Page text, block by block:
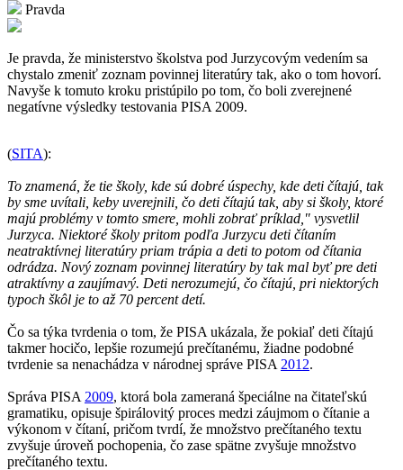
Pravda
Je pravda, že ministerstvo školstva pod Jurzycovým vedením sa
chystalo zmeniť zoznam povinnej literatúry tak, ako o tom hovorí.
Navyše k tomuto kroku pristúpilo po tom, čo boli zverejnené
negatívne výsledky testovania PISA 2009.
(SITA):
To znamená, že tie školy, kde sú dobré úspechy, kde deti čítajú, tak
by sme uvítali, keby uverejnili, čo deti čítajú tak, aby si školy, ktoré
majú problémy v tomto smere, mohli zobrať príklad," vysvetlil
Jurzyca. Niektoré školy pritom podľa Jurzycu deti čítaním
neatraktívnej literatúry priam trápia a deti to potom od čítania
odrádza. Nový zoznam povinnej literatúry by tak mal byť pre deti
atraktívny a zaujímavý. Deti nerozumejú, čo čítajú, pri niektorých
typoch škôl je to až 70 percent detí.
Čo sa týka tvrdenia o tom, že PISA ukázala, že pokiaľ deti čítajú
takmer hocičo, lepšie rozumejú prečítanému, žiadne podobné
tvrdenie sa nenachádza v národnej správe PISA 2012.
Správa PISA 2009, ktorá bola zameraná špeciálne na čitateľskú
gramatiku, opisuje špirálovitý proces medzi záujmom o čítanie a
výkonom v čítaní, pričom tvrdí, že množstvo prečítaného textu
zvyšuje úroveň pochopenia, čo zase spätne zvyšuje množstvo
prečítaného textu.